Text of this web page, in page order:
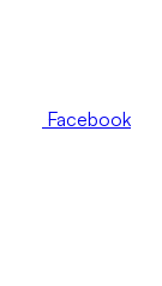
Facebook